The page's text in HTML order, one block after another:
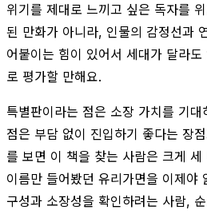
위기를 제대로 느끼고 싶은 독자를
된 만화가 아니라, 인물의 감정선과
어붙이는 힘이 있어서 세대가 달라
로 평가할 만해요.
특별판이라는 점은 소장 가치를 기
점은 부담 없이 진입하기 좋다는 장
를 보면 이 책을 찾는 사람은 크게 세
이름만 들어봤던 유리가면을 이제야
구성과 소장성을 확인하려는 사람,